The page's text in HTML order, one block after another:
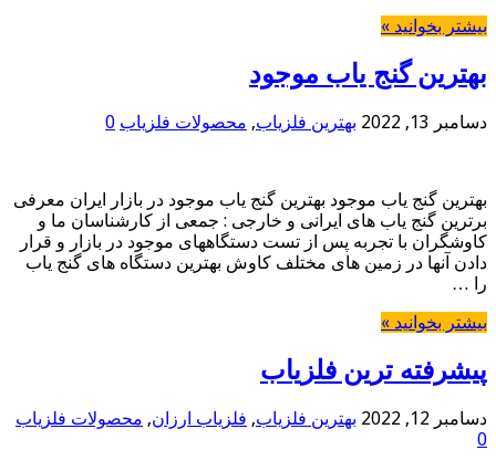
بیشتر بخوانید »
بهترین گنج یاب موجود
دسامبر 13, 2022 بهترین فلزیاب, محصولات فلزیاب 0
بهترین گنج یاب موجود بهترین گنج یاب موجود در بازار ایران معرفی
برترین گنج یاب های ایرانی و خارجی : جمعی از کارشناسان ما و
کاوشگران با تجربه پس از تست دستگاههای موجود در بازار و قرار
دادن آنها در زمین های مختلف کاوش بهترین دستگاه های گنج یاب
را …
بیشتر بخوانید »
پیشرفته ترین فلزیاب
دسامبر 12, 2022 بهترین فلزیاب, فلزیاب ارزان, محصولات فلزیاب
0